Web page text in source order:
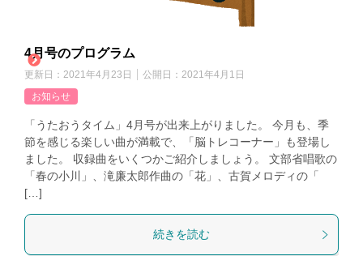
4月号のプログラム
更新日： 2021年4月23日 公開日： 2021年4月1日
お知らせ
「うたおうタイム」4月号が出来上がりました。 今月も、季
節を感じる楽しい曲が満載で、「脳トレコーナー」も登場し
ました。 収録曲をいくつかご紹介しましょう。 文部省唱歌の
「春の小川」、滝廉太郎作曲の「花」、古賀メロディの「
[…]
続きを読む